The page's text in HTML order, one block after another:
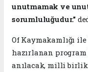
unutmamak ve
sorumluluğudur."
Of Kaymakamlığı
hazırlanan
anılacak, milli